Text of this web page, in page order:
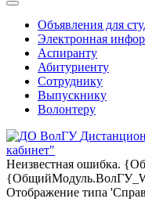
Объявления для
Электронная
Аспиранту
Абитуриенту
Сотруднику
Выпускнику
Волонтеру
кабинет"
Неизвестная ошибка.
Отображение типа